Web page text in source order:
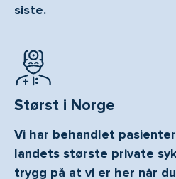
siste.
Størst i Norge
Vi har behandlet
landets største private
trygg på at vi er her når